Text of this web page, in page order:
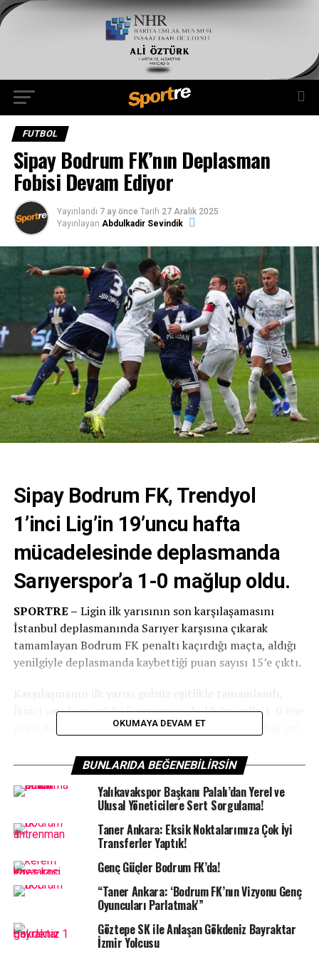
FUTBOL
Sipay Bodrum FK’nın Deplasman
Fobisi Devam Ediyor
Yayınlandı 7 ay önce Tarih 27 Aralık 2025
Yayınlayan Abdulkadir Sevindik
Sipay Bodrum FK, Trendyol
1’inci Lig’in 19’uncu hafta
mücadelesinde deplasmanda
Sarıyerspor’a 1-0 mağlup oldu.
SPORTRE – Ligin ilk yarısının son karşılaşamasını
İstanbul deplasmanında Sarıyer karşısına çıkarak
tamamlayan Bodrum FK penaltı kaçırdığı maçta, aldığı
yenilgiyle deplasmanda kaybettiği puan sayısı 15’e çıktı.
Karşılaşmanın ilk yarısı golsüz eşitlikle tamamlandı.
İkinci yarıda ev sahibi Sarıyerspor, bulduğu golle 1-0 öne
geçti. Kalan dakikalarda yeşil-beyazlı ekip yakaladığı gol
1-0’lık üstünlüğüyle sona erdi. Bu sonuçla Sipay Bodrum
FK, ligin ilk yarısını 32 puanla tamamladı.
takımı zorluyor
Maçın ardından değerlendirmelerde bulunan Sipay
Bodrum FK Teknik Sorumlusu Sefer Yılmaz,”Çok zorlu
bir maç olacağını biliyorduk, öyle de oldu. İki tarafa da
OKUMAYA DEVAM ET
BUNLARIDA BEĞENEBILIRSIN
Yalıkavakspor Başkanı Palalı’dan Yerel ve
Ulusal Yöneticilere Sert Sorgulama!
Taner Ankara: Eksik Noktalarımıza Çok İyi
Transferler Yaptık!
Genç Güçler Bodrum FK’da!
“Taner Ankara: ‘Bodrum FK’nın Vizyonu Genç
Oyuncuları Parlatmak'”
Göztepe SK ile Anlaşan Gökdeniz Bayraktar
İzmir Yolcusu